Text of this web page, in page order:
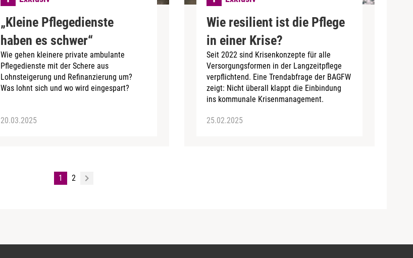
„Kleine Pflegedienste
haben es schwer“
Wie gehen kleinere private ambulante
Pflegedienste mit der Schere aus
Lohnsteigerung und Refinanzierung um?
Was lohnt sich und wo wird eingespart?
20.03.2025
Wie resilient ist die Pflege
in einer Krise?
Seit 2022 sind Krisenkonzepte für alle
Versorgungsformen in der Langzeitpflege
verpflichtend. Eine Trendabfrage der BAGFW
zeigt: Nicht überall klappt die Einbindung
ins kommunale Krisenmanagement.
25.02.2025
1 2